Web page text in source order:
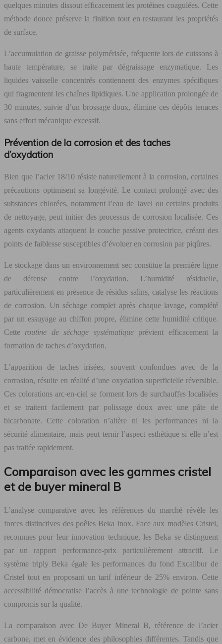
quelques minutes dissout efficacement les protéines coagulées. Cette
méthode douce préserve la finition tout en restaurant les propriétés
de surface.
L’accumulation de graisse polymérisée, fréquente lors de cuissons à
haute température, se traite par dégraissage enzymatique. Les
liquides vaisselle concentrés contiennent des enzymes spécifiques
qui fragmentent les chaînes lipidiques. Une application prolongée de
30 minutes, suivie d’un brossage doux, élimine ces dépôts tenaces
sans effort mécanique excessif.
Prévention de la corrosion et des taches
d’oxydation
Bien que l’acier 18/10 résiste naturellement à la corrosion, certaines
précautions optimisent sa longévité. Le contact prolongé avec des
substances chlorées, notamment l’eau de Javel ou certains produits
de nettoyage, peut initier des processus de corrosion localisée. Ces
agents oxydants attaquent la couche passive protectrice, créant des
points de faiblesse susceptibles d’évoluer en corrosion par piqûres.
Le stockage dans un environnement sec constitue la première ligne
de défense contre l’oxydation. L’humidité résiduelle,
particulièrement en présence de résidus salins, catalyse les réactions
de corrosion. Un séchage complet après chaque lavage, complété
par un essuyage au chiffon propre, élimine cette humidité critique.
Cette routine de séchage systématiqueprévient efficacement la
formation de taches d’oxydation.
L’apparition de taches irisées, souvent confondues avec de la
corrosion, résulte en réalité d’une oxydation superficielle réversible.
Ces colorations arc-en-ciel se forment lors de surchauffes localisées
et se traitent facilement par polissage doux avec une pâte de
bicarbonate. Cette coloration n’altère ni les performances ni la
sécurité alimentaire, mais peut ternir l’aspect esthétique si elle n’est
pas traitée rapidement.
Comparaison avec les gammes cristel
et de buyer mineral B
L’analyse comparative avec les références du marché révèle les
forces distinctives des poêles Beka inox. Face aux modèles Cristel,
reconnues pour leur innovation technique, les Beka se distinguent
par un rapport performance-prix particulièrement attractif. Le
système triply Beka égale les performances du fond Excalibur de
Cristel tout en proposant un tarif inférieur de 25% environ. Cette
accessibilité démocratise l’accès à une technologie de pointe sans
compromis sur la qualité.
La comparaison avec De Buyer Mineral B, référence de l’acier
carbone, met en évidence des philosophies différentes. Tandis que